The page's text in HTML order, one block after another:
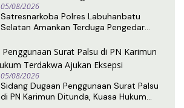
05/08/2026
Satresnarkoba Polres Labuhanbatu
Selatan Amankan Terduga Pengedar
05/08/2026
Sidang Dugaan Penggunaan Surat Palsu
di PN Karimun Ditunda, Kuasa Hukum